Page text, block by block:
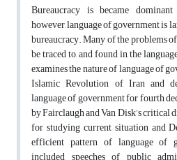
Bureaucracy is became
however, language of government is
bureaucracy. Many of the problems
be traced to, and found in, the
examines the nature of language of
Islamic Revolution of Iran and
language of government for fourth
by Fairclaugh and Van Disk’s critical
for studying current situation and
efficient pattern of language of